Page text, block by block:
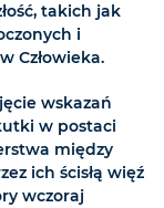
takich jak
i
Człowieka.
wskazań
w postaci
między
ich ścisłą więź
wczoraj